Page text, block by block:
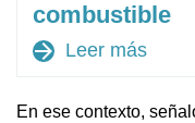
combustible
arrow_forward Leer más
En ese contexto,